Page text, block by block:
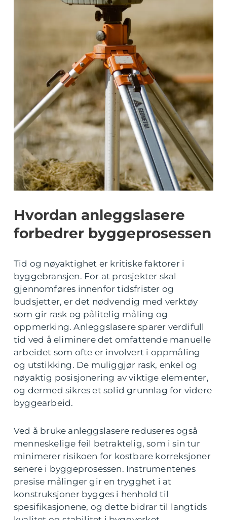
Hvordan anleggslasere
forbedrer byggeprosessen
Tid og nøyaktighet er kritiske faktorer i
byggebransjen. For at prosjekter skal
gjennomføres innenfor tidsfrister og
budsjetter, er det nødvendig med verktøy
som gir rask og pålitelig måling og
oppmerking. Anleggslasere sparer verdifull
tid ved å eliminere det omfattende manuelle
arbeidet som ofte er involvert i oppmåling
og utstikking. De muliggjør rask, enkel og
nøyaktig posisjonering av viktige elementer,
og dermed sikres et solid grunnlag for videre
byggearbeid.
Ved å bruke anleggslasere reduseres også
menneskelige feil betraktelig, som i sin tur
minimerer risikoen for kostbare korreksjoner
senere i byggeprosessen. Instrumentenes
presise målinger gir en trygghet i at
konstruksjoner bygges i henhold til
spesifikasjonene, og dette bidrar til langtids